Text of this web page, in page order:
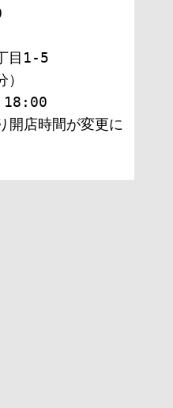
目1-5
18:00
開店時間が変更に